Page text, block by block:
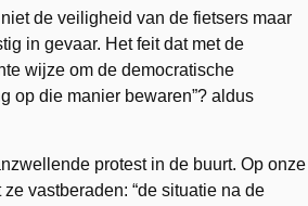
de veiligheid van de fietsers maar
in gevaar. Het feit dat met de
wijze om de democratische
op die manier bewaren”? aldus
protest in de buurt. Op onze
vastberaden: “de situatie na de